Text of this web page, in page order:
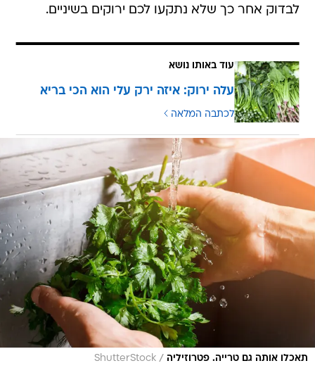
לבדוק אחר כך שלא נתקעו לכם ירוקים בשיניים.
עוד באותו נושא
עלה ירוק: איזה ירק עלי הוא הכי בריא
לכתבה המלאה
תאכלו אותה גם טרייה. פטרוזיליה /
ShutterStock